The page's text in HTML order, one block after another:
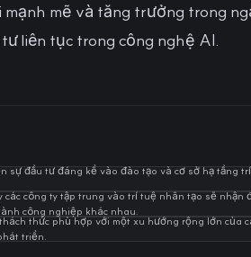
mẽ và tăng trưởng trong
liên tục trong công nghệ AI.
sự đầu tư đáng kể vào đào tạo và cơ sở hạ tầng
các công ty tập trung vào trí tuệ nhân tạo sẽ
công nghiệp khác nhau.
thức phù hợp với một xu hướng rộng lớn của
triển.